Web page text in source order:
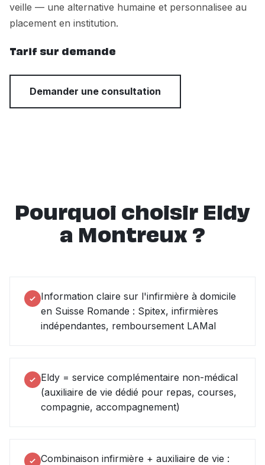
veille — une alternative humaine et personnalisee au
placement en institution.
Tarif sur demande
Demander une consultation
Pourquoi choisir Eldy
a Montreux ?
Information claire sur l'infirmière à domicile
en Suisse Romande : Spitex, infirmières
indépendantes, remboursement LAMal
Eldy = service complémentaire non-médical
(auxiliaire de vie dédié pour repas, courses,
compagnie, accompagnement)
Combinaison infirmière + auxiliaire de vie :